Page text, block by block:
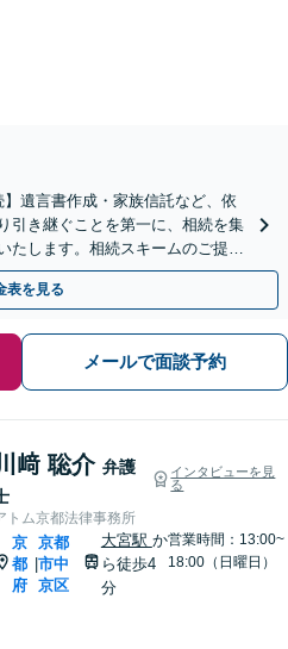
】遺言書作成・家族信託など、依
引き継ぐことを第一に、相続を集
します。相続スキームのご提案
させていただきます。
表を見る
メールで面談予約
﨑 聡介 弁護
インタビューを見
る
トム京都法律事務所
京
都
府
京都
市中
京区
大宮駅 か
ら徒歩4
分
営業時間：13:00~
18:00（日曜日）